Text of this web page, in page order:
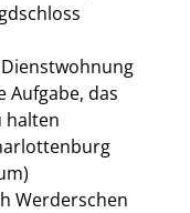
Aufgabe, das
halten
Werderschen